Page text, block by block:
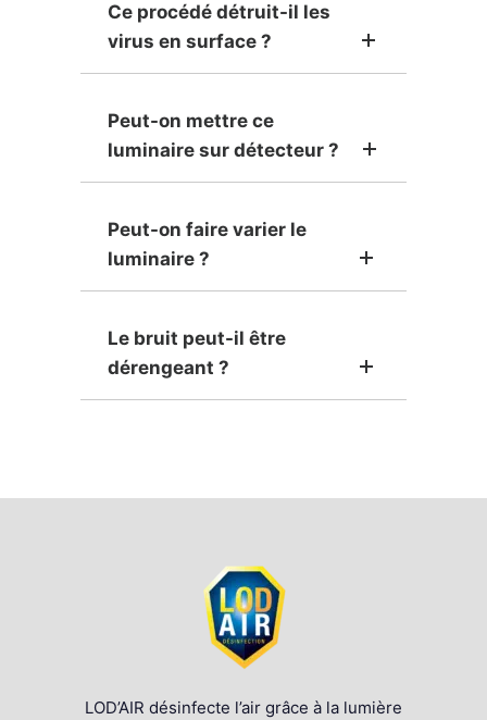
Ce procédé détruit-il les
virus en surface ?
Peut-on mettre ce
luminaire sur détecteur ?
Peut-on faire varier le
luminaire ?
Le bruit peut-il être
dérengeant ?
LOD’AIR désinfecte l’air grâce à la lumière